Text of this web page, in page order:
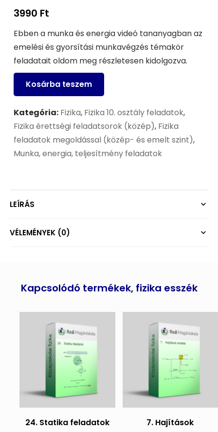
3990 Ft
Ebben a munka és energia videó tananyagban az
emelési és gyorsítási munkavégzés témakör
feladatait oldom meg részletesen kidolgozva.
Kosárba teszem
Kategória: Fizika, Fizika 10. osztály feladatok,
Fizika érettségi feladatsorok (közép), Fizika
feladatok megoldással (közép- és emelt szint),
Munka, energia, teljesítmény feladatok
LEÍRÁS
VÉLEMÉNYEK (0)
Kapcsolódó termékek, fizika esszék
24. Statika feladatok 7. Hajítások